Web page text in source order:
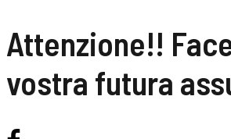
Attenzione!!
vostra futura